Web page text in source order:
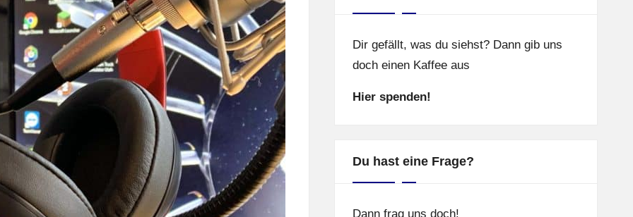
Dir gefällt, was du siehst? Dann gib uns
doch einen Kaffee aus
Hier spenden!
Du hast eine Frage?
Dann frag uns doch!